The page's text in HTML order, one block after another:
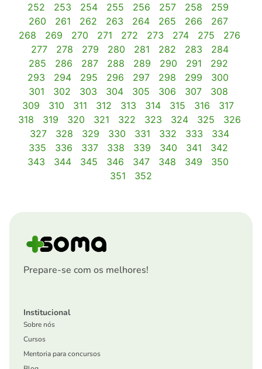
252
253 254 255 256 257 258
259
260
261 262 263 264 265 266
267
268
269 270 271 272 273 274 275
276
277
278 279 280 281 282 283
284
285
286 287 288 289 290 291
292
293
294 295 296 297 298 299
300
301
302 303 304 305 306 307
308
309
310 311 312 313 314 315 316
317
318
319 320 321 322 323 324 325
326
327
328 329 330 331 332 333
334
335
336 337 338 339 340 341
342
343
344 345 346 347 348 349
350
351
352
Prepare-se com os melhores!
Institucional
Sobre nós
Cursos
Mentoria para concursos